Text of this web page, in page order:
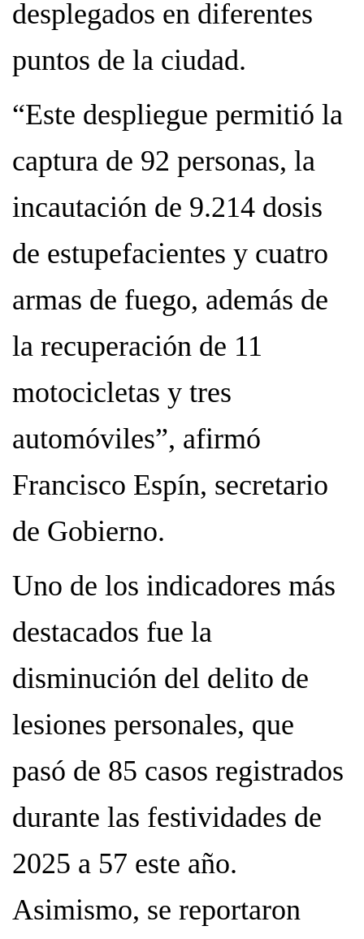
desplegados en diferentes
puntos de la ciudad.
“Este despliegue permitió la
captura de 92 personas, la
incautación de 9.214 dosis
de estupefacientes y cuatro
armas de fuego, además de
la recuperación de 11
motocicletas y tres
automóviles”, afirmó
Francisco Espín, secretario
de Gobierno.
Uno de los indicadores más
destacados fue la
disminución del delito de
lesiones personales, que
pasó de 85 casos registrados
durante las festividades de
2025 a 57 este año.
Asimismo, se reportaron